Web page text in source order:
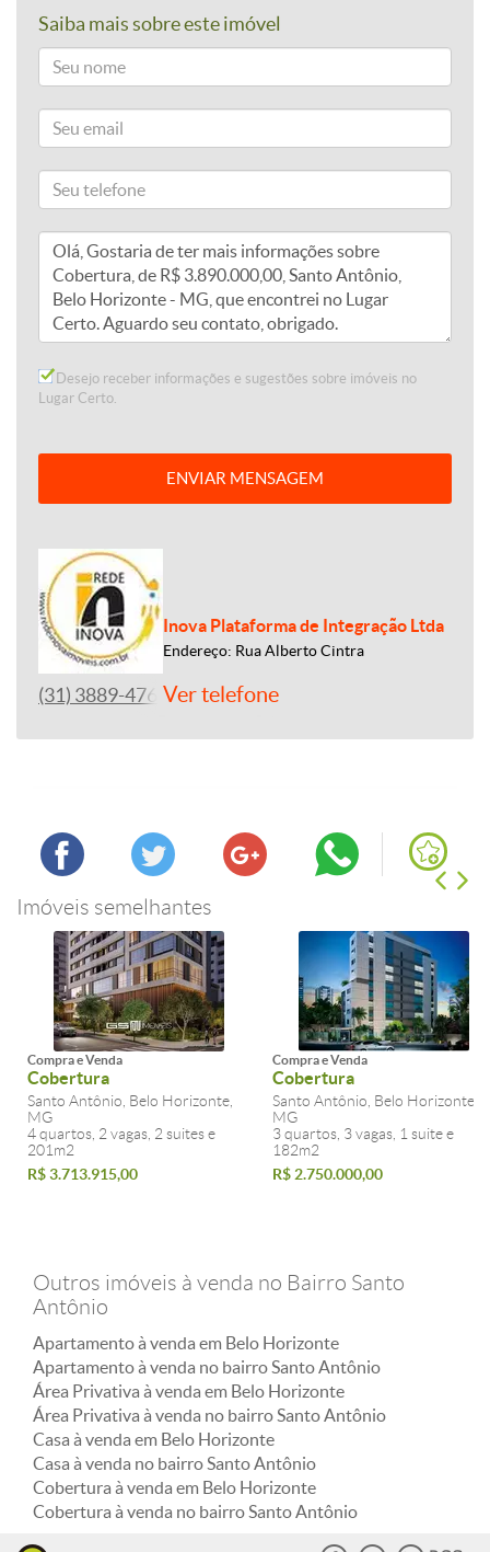
Saiba mais sobre este imóvel
Desejo receber informações e sugestões sobre imóveis no
Lugar Certo.
ENVIAR MENSAGEM
Inova Plataforma de Integração Ltda
Endereço: Rua Alberto Cintra
(31) 3889-4765Ver telefone
Imóveis semelhantes
Compra e Venda
Cobertura
Santo Antônio, Belo Horizonte,
MG
4 quartos, 2 vagas, 2 suites e
201m2
R$ 3.713.915,00
Compra e Venda
Cobertura
Santo Antônio, Belo Horizonte,
MG
3 quartos, 3 vagas, 1 suite e
182m2
R$ 2.750.000,00
Outros imóveis à venda no Bairro Santo
Antônio
Apartamento à venda em Belo Horizonte
Apartamento à venda no bairro Santo Antônio
Área Privativa à venda em Belo Horizonte
Área Privativa à venda no bairro Santo Antônio
Casa à venda em Belo Horizonte
Casa à venda no bairro Santo Antônio
Cobertura à venda em Belo Horizonte
Cobertura à venda no bairro Santo Antônio